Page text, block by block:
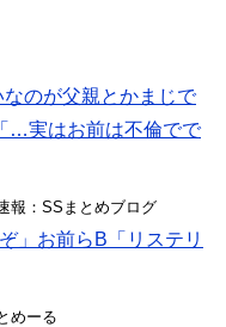
のが父親とかまじで
…実はお前は不倫でで
報：SSまとめブログ
」お前らB「リステリ
めーる